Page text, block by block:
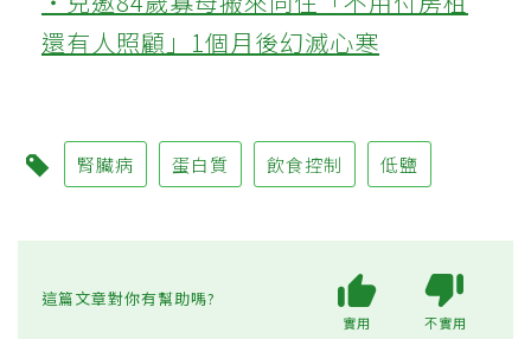
還有人照顧」1個月後幻滅心寒
腎臟病 蛋白質 飲食控制 低鹽
這篇文章對你有幫助嗎?
實用 不實用